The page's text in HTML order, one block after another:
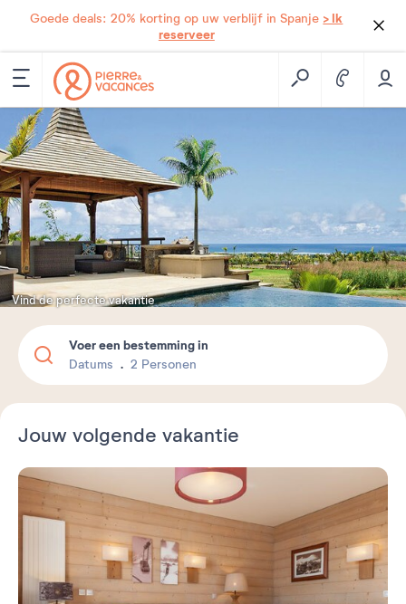
Goede deals: 20% korting op uw verblijf in Spanje > Ik
reserveer
Vind de perfecte vakantie
Voer een bestemming in
Datums 2 Personen
Jouw volgende vakantie